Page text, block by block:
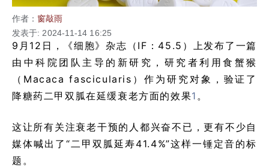
作者： 窗敲雨
发表于: 2024-11-14 16:25
9月12日，《细胞》杂志（IF：45.5）上发布了一篇
由中科院团队主导的新研究，研究者利用食蟹猴
（Macaca fascicularis）作为研究对象，验证了
降糖药二甲双胍在延缓衰老方面的效果1 。
这让所有关注衰老干预的人都兴奋不已，更有不少自
媒体喊出了“二甲双胍延寿41.4%”这样一锤定音的标
题。